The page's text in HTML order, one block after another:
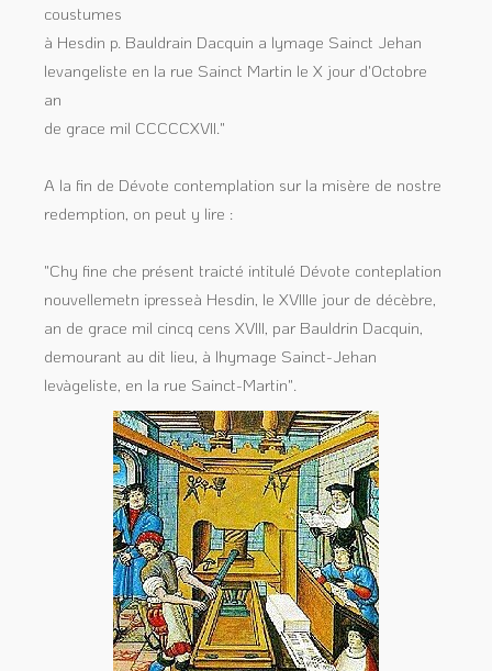
coustumes
à Hesdin p. Bauldrain Dacquin a lymage Sainct Jehan
levangeliste en la rue Sainct Martin le X jour d'Octobre
an
de grace mil CCCCCXVII."
A la fin de Dévote contemplation sur la misère de nostre
redemption, on peut y lire :
"Chy fine che présent traicté intitulé Dévote conteplation
nouvellemetn ipresseà Hesdin, le XVIIIe jour de décèbre,
an de grace mil cincq cens XVIII, par Bauldrin Dacquin,
demourant au dit lieu, à lhymage Sainct-Jehan
levàgeliste, en la rue Sainct-Martin".